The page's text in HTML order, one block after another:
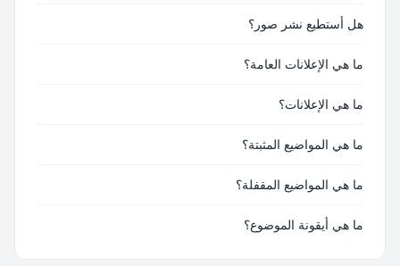
هل أستطيع نشر صور؟
ما هي الإعلانات العامة؟
ما هي الإعلانات؟
ما هي المواضيع المثبتة؟
ما هي المواضيع المقفلة؟
ما هي أيقونة الموضوع؟